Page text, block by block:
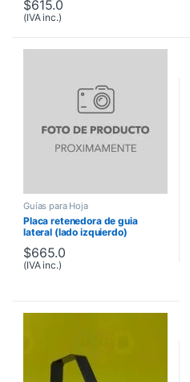
$615.0
(IVA inc.)
Guías para Hoja
Placa retenedora de guia
lateral (lado izquierdo)
$665.0
(IVA inc.)